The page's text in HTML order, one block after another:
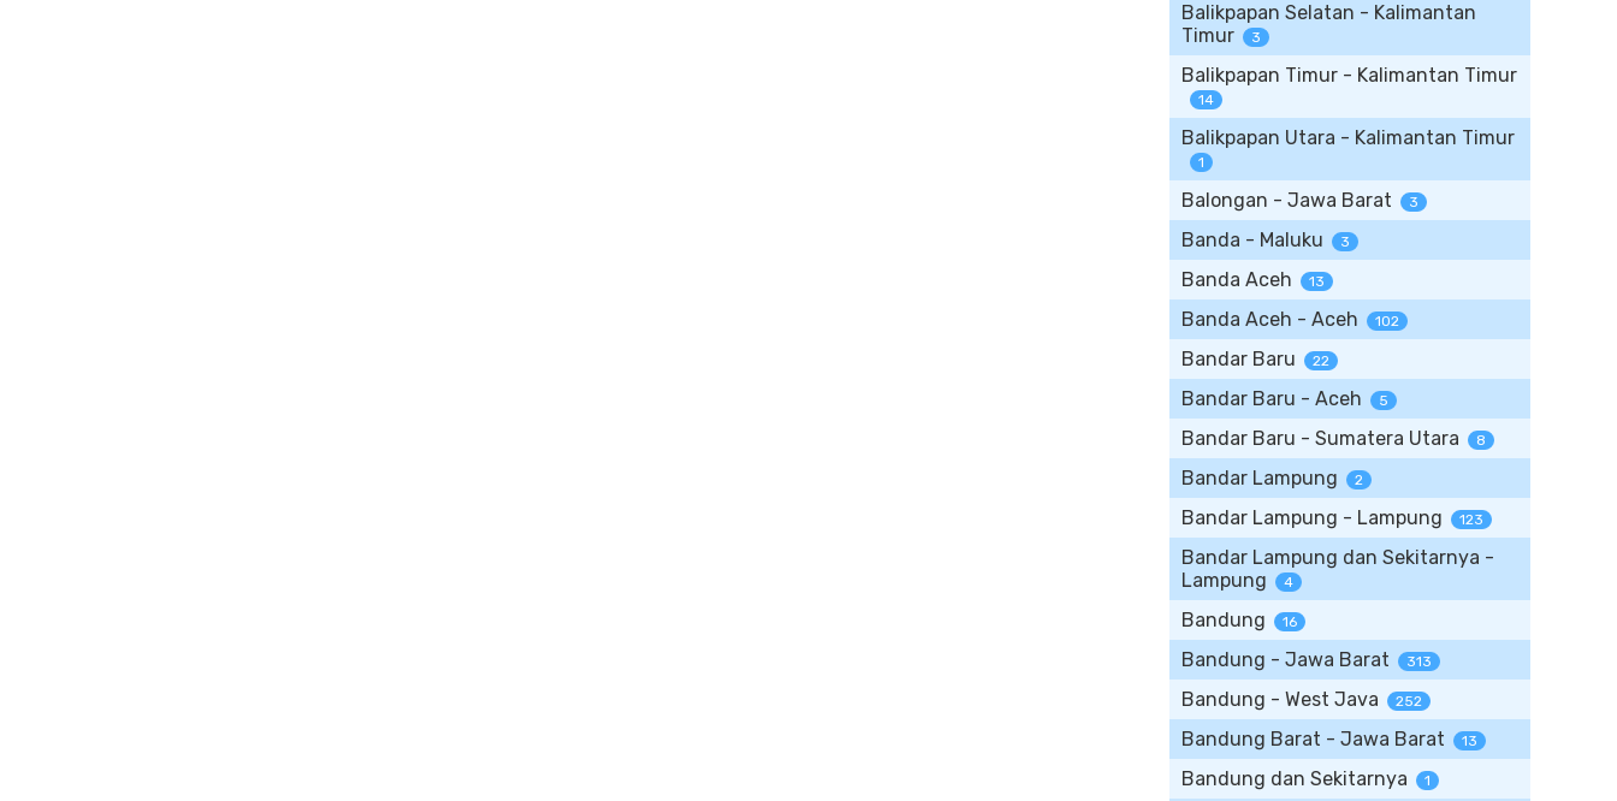
Balikpapan Selatan - Kalimantan
Timur
3
Balikpapan Timur - Kalimantan Timur
14
Balikpapan Utara - Kalimantan Timur
1
Balongan - Jawa Barat 3
Banda - Maluku 3
Banda Aceh 13
Banda Aceh - Aceh 102
Bandar Baru 22
Bandar Baru - Aceh 5
Bandar Baru - Sumatera Utara 8
Bandar Lampung 2
Bandar Lampung - Lampung 123
Bandar Lampung dan Sekitarnya -
Lampung
4
Bandung 16
Bandung - Jawa Barat 313
Bandung - West Java 252
Bandung Barat - Jawa Barat 13
Bandung dan Sekitarnya 1